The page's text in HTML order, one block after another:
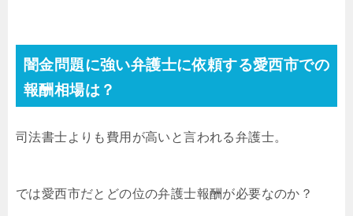
闇金問題に強い弁護士に依頼する愛西市での
報酬相場は？
司法書士よりも費用が高いと言われる弁護士。
では愛西市だとどの位の弁護士報酬が必要なのか？